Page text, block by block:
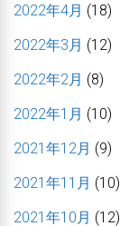
2022年4月 (18)
2022年3月 (12)
2022年2月 (8)
2022年1月 (10)
2021年12月 (9)
2021年11月 (10)
2021年10月 (12)